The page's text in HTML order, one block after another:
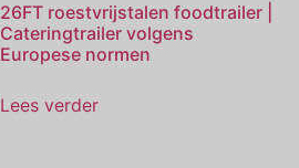
26FT roestvrijstalen foodtrailer |
Cateringtrailer volgens
Europese normen
Lees verder